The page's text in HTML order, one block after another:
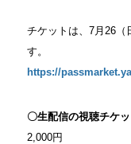
チケットは、7月26（
す。
https://
〇生配信の視聴チケッ
2,000円